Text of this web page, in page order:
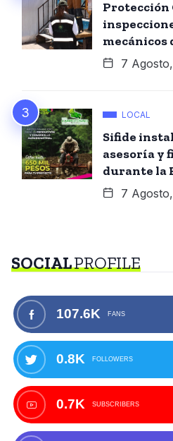
mecánicos
7
LOCAL
Sifide
asesoría y
durante la
7
SOCIALPROFILE
107.6K FANS
0.8K FOLLOWERS
0.7K SUBSCRIBERS